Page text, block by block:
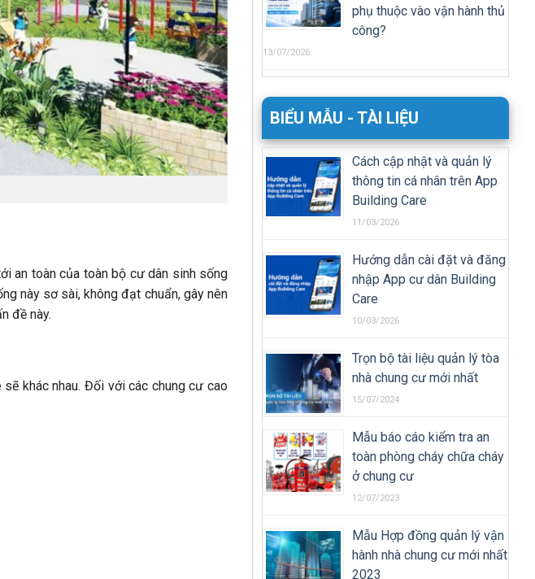
an toàn của toàn bộ cư dân sinh sống
này sơ sài, không đạt chuẩn, gây nên
đề này.
khác nhau. Đối với các chung cư cao
phụ thuộc vào vận hành thủ
công?
13/07/2026
BIỂU MẪU - TÀI LIỆU
Cách cập nhật và quản lý
thông tin cá nhân trên App
Building Care
11/03/2026
Hướng dẫn cài đặt và đăng
nhập App cư dân Building
Care
10/03/2026
Trọn bộ tài liệu quản lý tòa
nhà chung cư mới nhất
15/07/2024
Mẫu báo cáo kiểm tra an
toàn phòng cháy chữa cháy
ở chung cư
12/07/2023
Mẫu Hợp đồng quản lý vận
hành nhà chung cư mới nhất
2023